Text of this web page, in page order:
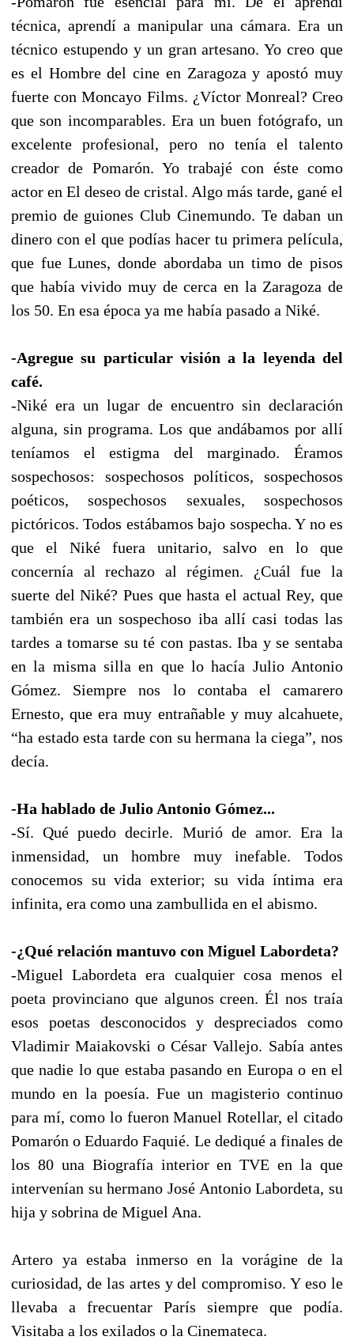
técnica, aprendí a manipular una cámara. Era un
técnico estupendo y un gran artesano. Yo creo que
es el Hombre del cine en Zaragoza y apostó muy
fuerte con Moncayo Films. ¿Víctor Monreal? Creo
que son incomparables. Era un buen fotógrafo, un
excelente profesional, pero no tenía el talento
creador de Pomarón. Yo trabajé con éste como
actor en El deseo de cristal. Algo más tarde, gané el
premio de guiones Club Cinemundo. Te daban un
dinero con el que podías hacer tu primera película,
que fue Lunes, donde abordaba un timo de pisos
que había vivido muy de cerca en la Zaragoza de
los 50. En esa época ya me había pasado a Niké.
-Agregue su particular visión a la leyenda del
café.
-Niké era un lugar de encuentro sin declaración
alguna, sin programa. Los que andábamos por allí
teníamos el estigma del marginado. Éramos
sospechosos: sospechosos políticos, sospechosos
poéticos, sospechosos sexuales, sospechosos
pictóricos. Todos estábamos bajo sospecha. Y no es
que el Niké fuera unitario, salvo en lo que
concernía al rechazo al régimen. ¿Cuál fue la
suerte del Niké? Pues que hasta el actual Rey, que
también era un sospechoso iba allí casi todas las
tardes a tomarse su té con pastas. Iba y se sentaba
en la misma silla en que lo hacía Julio Antonio
Gómez. Siempre nos lo contaba el camarero
Ernesto, que era muy entrañable y muy alcahuete,
“ha estado esta tarde con su hermana la ciega”, nos
decía.
-Ha hablado de Julio Antonio Gómez...
-Sí. Qué puedo decirle. Murió de amor. Era la
inmensidad, un hombre muy inefable. Todos
conocemos su vida exterior; su vida íntima era
infinita, era como una zambullida en el abismo.
-¿Qué relación mantuvo con Miguel Labordeta?
-Miguel Labordeta era cualquier cosa menos el
poeta provinciano que algunos creen. Él nos traía
esos poetas desconocidos y despreciados como
Vladimir Maiakovski o César Vallejo. Sabía antes
que nadie lo que estaba pasando en Europa o en el
mundo en la poesía. Fue un magisterio continuo
para mí, como lo fueron Manuel Rotellar, el citado
Pomarón o Eduardo Faquié. Le dediqué a finales de
los 80 una Biografía interior en TVE en la que
intervenían su hermano José Antonio Labordeta, su
hija y sobrina de Miguel Ana.
Artero ya estaba inmerso en la vorágine de la
curiosidad, de las artes y del compromiso. Y eso le
llevaba a frecuentar París siempre que podía.
Visitaba a los exilados o la Cinemateca.